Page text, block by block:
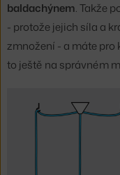
baldachýnem. Takže
- protože jejich síla a
zmnožení - a máte
to ještě na správném